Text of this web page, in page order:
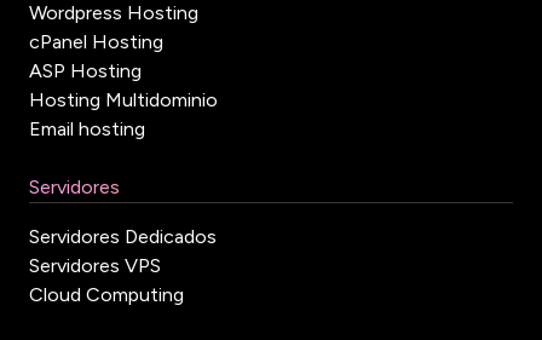
Wordpress Hosting
cPanel Hosting
ASP Hosting
Hosting Multidominio
Email hosting
Servidores
Servidores Dedicados
Servidores VPS
Cloud Computing